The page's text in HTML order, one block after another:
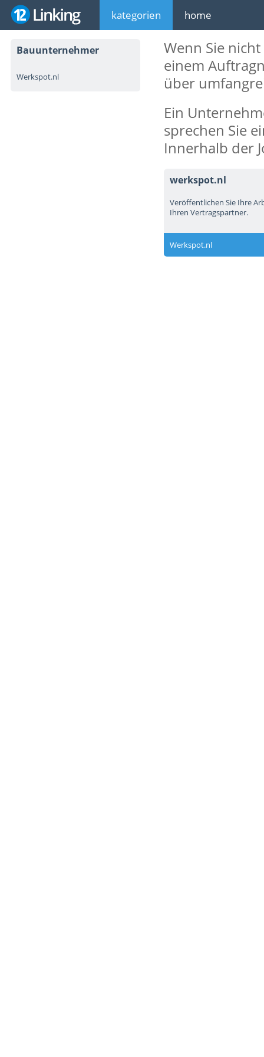
kategorien home
Bauunternehmer
Werkspot.nl
Wenn Sie
einem
über
Ein
sprechen Sie
Innerhalb der
werkspot.nl
Veröffentlichen Sie Ihre
Ihren Vertragspartner.
Werkspot.nl